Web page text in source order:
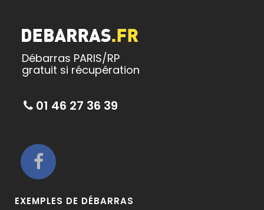
Débarras PARIS/RP
gratuit si récupération
01 46 27 36 39
EXEMPLES DE DÉBARRAS